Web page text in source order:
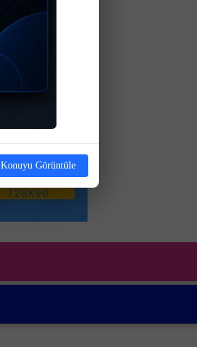
Konuyu Görüntüle